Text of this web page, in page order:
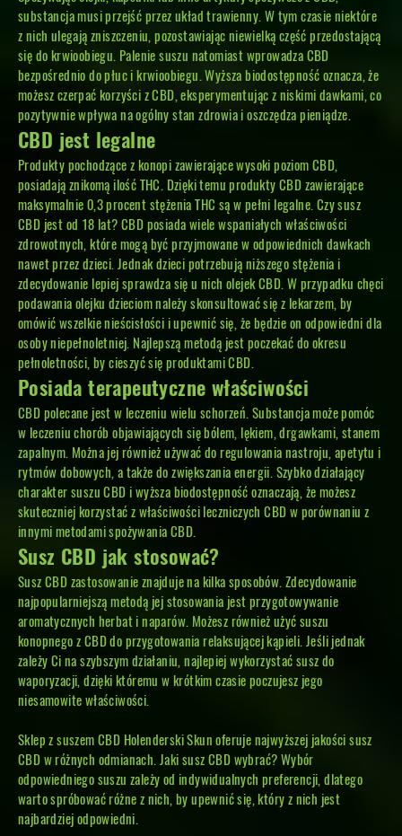
substancja musi przejść przez układ trawienny. W tym czasie niektóre
z nich ulegają zniszczeniu, pozostawiając niewielką część przedostającą
się do krwioobiegu. Palenie suszu natomiast wprowadza CBD
bezpośrednio do płuc i krwioobiegu. Wyższa biodostępność oznacza, że
możesz czerpać korzyści z CBD, eksperymentując z niskimi dawkami, co
pozytywnie wpływa na ogólny stan zdrowia i oszczędza pieniądze.
CBD jest legalne
Produkty pochodzące z konopi zawierające wysoki poziom CBD,
posiadają znikomą ilość THC. Dzięki temu produkty CBD zawierające
maksymalnie 0,3 procent stężenia THC są w pełni legalne. Czy susz
CBD jest od 18 lat? CBD posiada wiele wspaniałych właściwości
zdrowotnych, które mogą być przyjmowane w odpowiednich dawkach
nawet przez dzieci. Jednak dzieci potrzebują niższego stężenia i
zdecydowanie lepiej sprawdza się u nich olejek CBD. W przypadku chęci
podawania olejku dzieciom należy skonsultować się z lekarzem, by
omówić wszelkie nieścisłości i upewnić się, że będzie on odpowiedni dla
osoby niepełnoletniej. Najlepszą metodą jest poczekać do okresu
pełnoletności, by cieszyć się produktami CBD.
Posiada terapeutyczne właściwości
CBD polecane jest w leczeniu wielu schorzeń. Substancja może pomóc
w leczeniu chorób objawiających się bólem, lękiem, drgawkami, stanem
zapalnym. Można jej również używać do regulowania nastroju, apetytu i
rytmów dobowych, a także do zwiększania energii. Szybko działający
charakter suszu CBD i wyższa biodostępność oznaczają, że możesz
skuteczniej korzystać z właściwości leczniczych CBD w porównaniu z
innymi metodami spożywania CBD.
Susz CBD jak stosować?
Susz CBD zastosowanie znajduje na kilka sposobów. Zdecydowanie
najpopularniejszą metodą jej stosowania jest przygotowywanie
aromatycznych herbat i naparów. Możesz również użyć suszu
konopnego z CBD do przygotowania relaksującej kąpieli. Jeśli jednak
zależy Ci na szybszym działaniu, najlepiej wykorzystać susz do
waporyzacji, dzięki któremu w krótkim czasie poczujesz jego
niesamowite właściwości.
Sklep z suszem CBD Holenderski Skun oferuje najwyższej jakości susz
CBD w różnych odmianach. Jaki susz CBD wybrać? Wybór
odpowiedniego suszu zależy od indywidualnych preferencji, dlatego
warto spróbować różne z nich, by upewnić się, który z nich jest
najbardziej odpowiedni.